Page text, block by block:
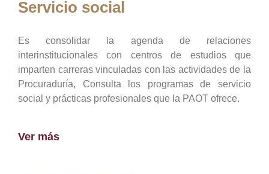
Servicio social
Es consolidar la agenda de relaciones
interinstitucionales con centros de estudios que
imparten carreras vinculadas con las actividades de la
Procuraduría, Consulta los programas de servicio
social y prácticas profesionales que la PAOT ofrece.
Ver más